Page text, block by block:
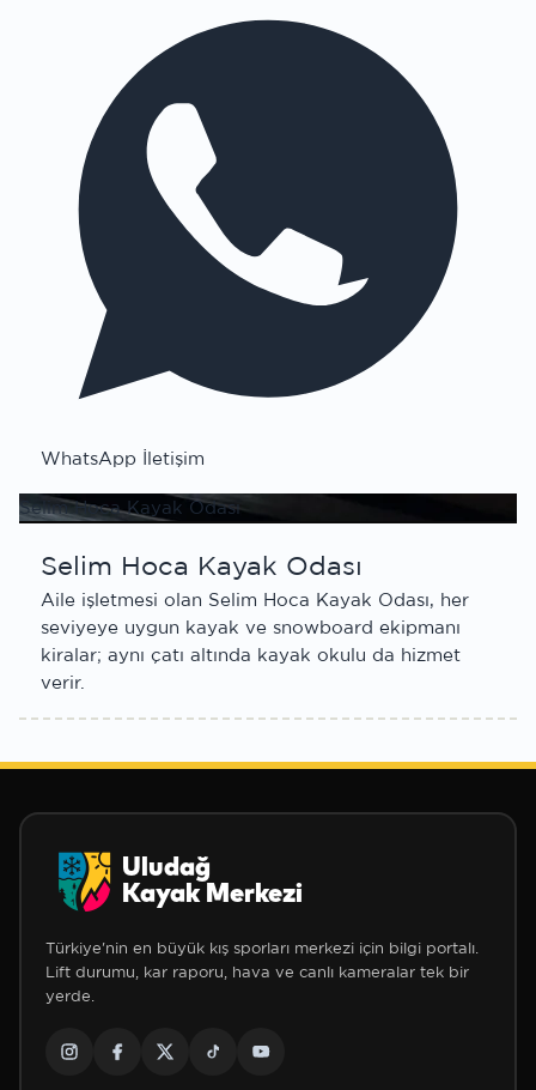
WhatsApp İletişim
Selim Hoca Kayak Odası
Selim Hoca Kayak Odası
Aile işletmesi olan Selim Hoca Kayak Odası, her
seviyeye uygun kayak ve snowboard ekipmanı
kiralar; aynı çatı altında kayak okulu da hizmet
verir.
Uludağ
Kayak Merkezi
Türkiye'nin en büyük kış sporları merkezi için bilgi portalı.
Lift durumu, kar raporu, hava ve canlı kameralar tek bir
yerde.